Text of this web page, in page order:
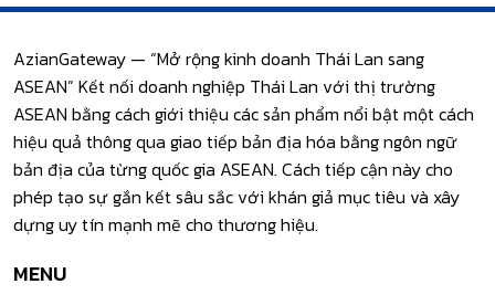
AzianGateway — “Mở rộng kinh doanh Thái Lan sang
ASEAN” Kết nối doanh nghiệp Thái Lan với thị trường
ASEAN bằng cách giới thiệu các sản phẩm nổi bật một cách
hiệu quả thông qua giao tiếp bản địa hóa bằng ngôn ngữ
bản địa của từng quốc gia ASEAN. Cách tiếp cận này cho
phép tạo sự gắn kết sâu sắc với khán giả mục tiêu và xây
dựng uy tín mạnh mẽ cho thương hiệu.
MENU